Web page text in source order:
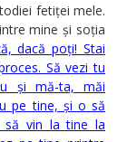
fetiței mele.
mine și soția
dacă poți! Stai
Să vezi tu
și mă-ta, măi
pe tine, și o să
să vin la tine la